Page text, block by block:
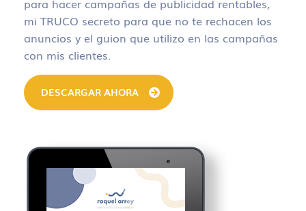
mi TRUCO secreto para que no te rechacen los
anuncios y el guion que utilizo en las campañas
con mis clientes.
DESCARGAR AHORA